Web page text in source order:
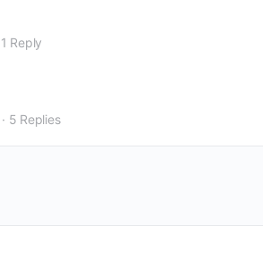
1 Reply
· 5 Replies